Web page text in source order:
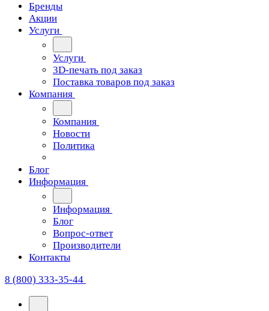
Бренды
Акции
Услуги
Услуги
3D-печать под заказ
Поставка товаров под заказ
Компания
Компания
Новости
Политика
Блог
Информация
Информация
Блог
Вопрос-ответ
Производители
Контакты
8 (800) 333-35-44